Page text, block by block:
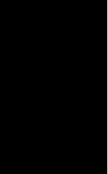
general
6